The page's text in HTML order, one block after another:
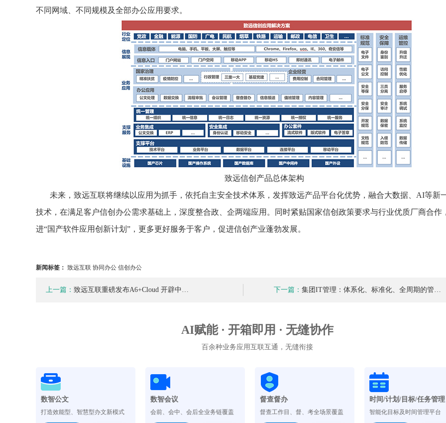
不同网域、不同规模及全部办公应用要求。
致远信创产品总体架构
未来，致远互联将继续以应用为抓手，依托自主安全技术体系，发挥致远产品平台化优势，融合大数据、AI等新
技术，在满足客户信创办公需求基础上，深度整合政、企两端应用。同时紧贴国家信创政策要求与行业优质厂商合作
进“国产软件应用创新计划”，更多更好服务于客户，促进信创产业蓬勃发展。
新闻标签： 致远互联 协同办公 信创办公
上一篇： 致远互联重磅发布A6+Cloud 开辟中… 下一篇： 集团IT管理：体系化、标准化、全周期的管…
AI赋能 · 开箱即用 · 无缝协作
百余种业务应用互联互通，无缝衔接
数智公文
打造效能型、智慧型办文新模式
数智会议
会前、会中、会后全业务链覆盖
督查督办
督查工作目、督、考全场景覆盖
时间/计划/目标/任务管理
智能化目标及时间管理平台